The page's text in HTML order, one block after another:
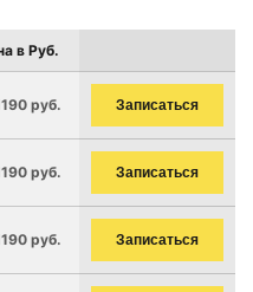
в Руб.
руб. Записаться
руб. Записаться
руб. Записаться